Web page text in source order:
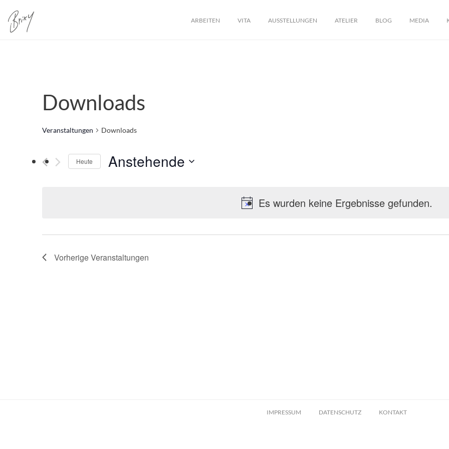
ARBEITEN VITA AUSSTELLUNGEN ATELIER BLOG MEDIA
Es wurden keine Ergebnisse gefunden.
Downloads
Veranstaltungen Downloads
Heute Anstehende
VorherigeVeranstaltungen
IMPRESSUM DATENSCHUTZ KONTAKT